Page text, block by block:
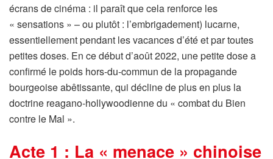
écrans de cinéma : il paraît que cela renforce les
« sensations » – ou plutôt : l’embrigadement) lucarne,
essentiellement pendant les vacances d’été et par toutes
petites doses. En ce début d’août 2022, une petite dose a
confirmé le poids hors-du-commun de la propagande
bourgeoise abêtissante, qui décline de plus en plus la
doctrine reagano-hollywoodienne du « combat du Bien
contre le Mal ».
Acte 1 : La « menace » chinoise